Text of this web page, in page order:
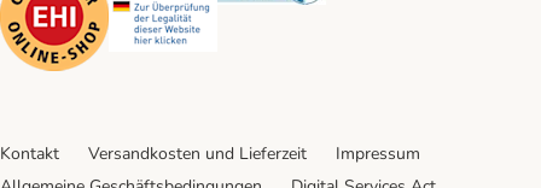
Kontakt Versandkosten und Lieferzeit
Impressum